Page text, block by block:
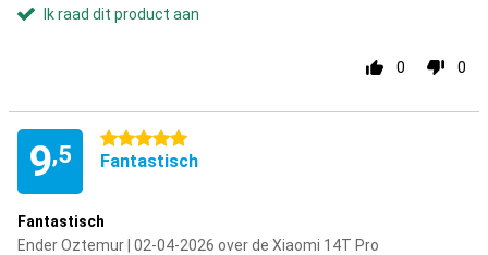
Ik raad dit product aan
0 0
9,5
5 sterren
Fantastisch
Fantastisch
Ender Oztemur | 02-04-2026 over de Xiaomi 14T Pro